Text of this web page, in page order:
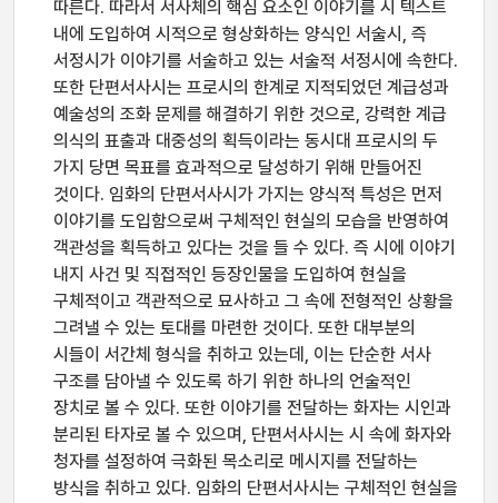
따른다. 따라서 서사체의 핵심 요소인 이야기를 시 텍스트
내에 도입하여 시적으로 형상화하는 양식인 서술시, 즉
서정시가 이야기를 서술하고 있는 서술적 서정시에 속한다.
또한 단편서사시는 프로시의 한계로 지적되었던 계급성과
예술성의 조화 문제를 해결하기 위한 것으로, 강력한 계급
의식의 표출과 대중성의 획득이라는 동시대 프로시의 두
가지 당면 목표를 효과적으로 달성하기 위해 만들어진
것이다. 임화의 단편서사시가 가지는 양식적 특성은 먼저
이야기를 도입함으로써 구체적인 현실의 모습을 반영하여
객관성을 획득하고 있다는 것을 들 수 있다. 즉 시에 이야기
내지 사건 및 직접적인 등장인물을 도입하여 현실을
구체적이고 객관적으로 묘사하고 그 속에 전형적인 상황을
그려낼 수 있는 토대를 마련한 것이다. 또한 대부분의
시들이 서간체 형식을 취하고 있는데, 이는 단순한 서사
구조를 담아낼 수 있도록 하기 위한 하나의 언술적인
장치로 볼 수 있다. 또한 이야기를 전달하는 화자는 시인과
분리된 타자로 볼 수 있으며, 단편서사시는 시 속에 화자와
청자를 설정하여 극화된 목소리로 메시지를 전달하는
방식을 취하고 있다. 임화의 단편서사시는 구체적인 현실을